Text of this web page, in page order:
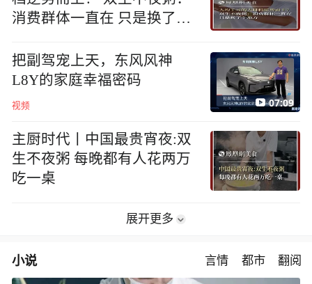
消费群体一直在 只是换了个
把副驾宠上天，东风风神
L8Y的家庭幸福密码
视频 07:09
主厨时代丨中国最贵宵夜:双
生不夜粥 每晚都有人花两万
吃一桌
展开更多
小说 言情 都市 翻阅